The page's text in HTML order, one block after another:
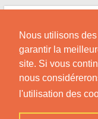
Nous utilisons
garantir la
site. Si vous
nous
l'utilisation des
Skip
content
Conseils & Infos pour